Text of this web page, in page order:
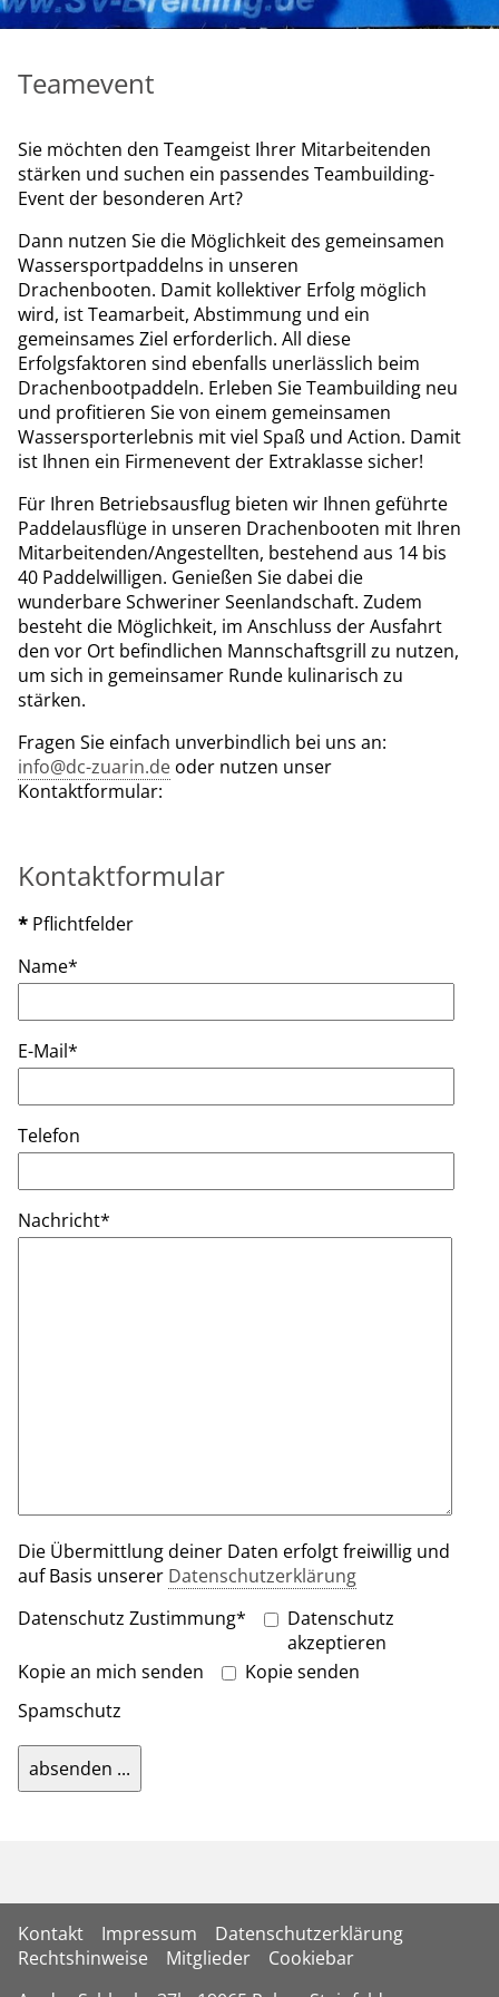
Teamevent
Sie möchten den Teamgeist Ihrer Mitarbeitenden
stärken und suchen ein passendes Teambuilding-
Event der besonderen Art?
Dann nutzen Sie die Möglichkeit des gemeinsamen
Wassersportpaddelns in unseren
Drachenbooten. Damit kollektiver Erfolg möglich
wird, ist Teamarbeit, Abstimmung und ein
gemeinsames Ziel erforderlich. All diese
Erfolgsfaktoren sind ebenfalls unerlässlich beim
Drachenbootpaddeln. Erleben Sie Teambuilding neu
und profitieren Sie von einem gemeinsamen
Wassersporterlebnis mit viel Spaß und Action. Damit
ist Ihnen ein Firmenevent der Extraklasse sicher!
Für Ihren Betriebsausflug bieten wir Ihnen geführte
Paddelausflüge in unseren Drachenbooten mit Ihren
Mitarbeitenden/Angestellten, bestehend aus 14 bis
40 Paddelwilligen. Genießen Sie dabei die
wunderbare Schweriner Seenlandschaft. Zudem
besteht die Möglichkeit, im Anschluss der Ausfahrt
den vor Ort befindlichen Mannschaftsgrill zu nutzen,
um sich in gemeinsamer Runde kulinarisch zu
stärken.
Fragen Sie einfach unverbindlich bei uns an:
info@dc-zuarin.de oder nutzen unser
Kontaktformular:
Kontaktformular
* Pflichtfelder
Name*
E-Mail*
Telefon
Nachricht*
Die Übermittlung deiner Daten erfolgt freiwillig und
auf Basis unserer Datenschutzerklärung
Datenschutz Zustimmung*
Datenschutz
akzeptieren
Kopie an mich senden
Kopie senden
Spamschutz
absenden ...
Kontakt Impressum
Datenschutzerklärung
Rechtshinweise
Mitglieder
Cookiebar